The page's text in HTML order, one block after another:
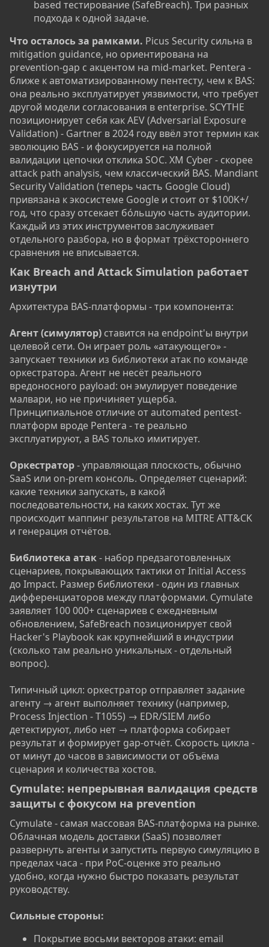
based тестирование (SafeBreach). Три разных
подхода к одной задаче.
Что осталось за рамками. Picus Security сильна в
mitigation guidance, но ориентирована на
prevention-gap с акцентом на mid-market. Pentera -
ближе к автоматизированному пентесту, чем к BAS:
она реально эксплуатирует уязвимости, что требует
другой модели согласования в enterprise. SCYTHE
позиционирует себя как AEV (Adversarial Exposure
Validation) - Gartner в 2024 году ввёл этот термин как
эволюцию BAS - и фокусируется на полной
валидации цепочки отклика SOC. XM Cyber - скорее
attack path analysis, чем классический BAS. Mandiant
Security Validation (теперь часть Google Cloud)
привязана к экосистеме Google и стоит от $100K+/
год, что сразу отсекает бо́льшую часть аудитории.
Каждый из этих инструментов заслуживает
отдельного разбора, но в формат трёхстороннего
сравнения не вписывается.
Как Breach and Attack Simulation работает
изнутри​
Архитектура BAS-платформы - три компонента:
Агент (симулятор) ставится на endpoint'ы внутри
целевой сети. Он играет роль «атакующего» -
запускает техники из библиотеки атак по команде
оркестратора. Агент не несёт реального
вредоносного payload: он эмулирует поведение
малвари, но не причиняет ущерба.
Принципиальное отличие от automated pentest-
платформ вроде Pentera - те реально
эксплуатируют, а BAS только имитирует.
Оркестратор- управляющая плоскость, обычно
SaaS или on-prem консоль. Определяет сценарий:
какие техники запускать, в какой
последовательности, на каких хостах. Тут же
происходит маппинг результатов на MITRE ATT&CK
и генерация отчётов.
Библиотека атак- набор предзаготовленных
сценариев, покрывающих тактики от Initial Access
до Impact. Размер библиотеки - один из главных
дифференциаторов между платформами. Cymulate
заявляет 100 000+ сценариев с ежедневным
обновлением, SafeBreach позиционирует свой
Hacker's Playbook как крупнейший в индустрии
(сколько там реально уникальных - отдельный
вопрос).
Типичный цикл: оркестратор отправляет задание
агенту → агент выполняет технику (например,
Process Injection - T1055) → EDR/SIEM либо
детектируют, либо нет → платформа собирает
результат и формирует gap-отчёт. Скорость цикла -
от минут до часов в зависимости от объёма
сценария и количества хостов.
Cymulate: непрерывная валидация средств
защиты с фокусом на prevention​
Cymulate - самая массовая BAS-платформа на рынке.
Облачная модель доставки (SaaS) позволяет
развернуть агенты и запустить первую симуляцию в
пределах часа - при PoC-оценке это реально
удобно, когда нужно быстро показать результат
руководству.
Сильные стороны:
Покрытие восьми векторов атаки: email